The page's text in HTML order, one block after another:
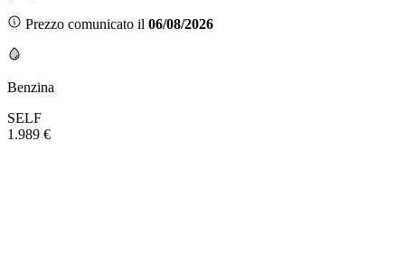
Prezzo comunicato il 06/08/2026
Benzina
SELF
1.989 €